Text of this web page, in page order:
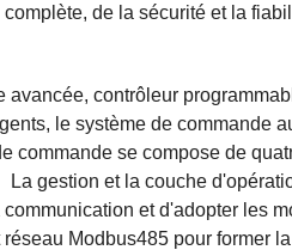
de la sécurité et la
avancée, contrôleur
le système de commande
commande se compose de
La gestion et la couche
et d'adopter les
Modbus485 pour former